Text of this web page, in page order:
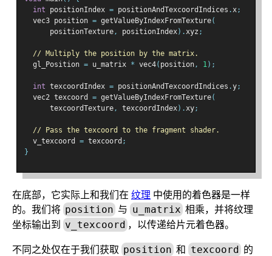
int positionIndex = positionAndTexcoordIndices .x;
  vec3 position
= getValueByIndexFromTexture(
      positionTexture
, positionIndex).xyz ;
// Multiply the position by the matrix.
  gl_Position
= u_matrix * vec4( position, 1);
int texcoordIndex = positionAndTexcoordIndices .y;
  vec2 texcoord
= getValueByIndexFromTexture(
      texcoordTexture
, texcoordIndex).xy;
// Pass the texcoord to the fragment shader.
  v_texcoord
= texcoord ;
}
在底部，它实际上和我们在 纹理 中使用的着色器是一样
的。我们将 position 与 u_matrix相乘，并将纹理
坐标输出到 v_texcoord ，以传递给片元着色器。
不同之处仅在于我们获取 position 和 texcoord的